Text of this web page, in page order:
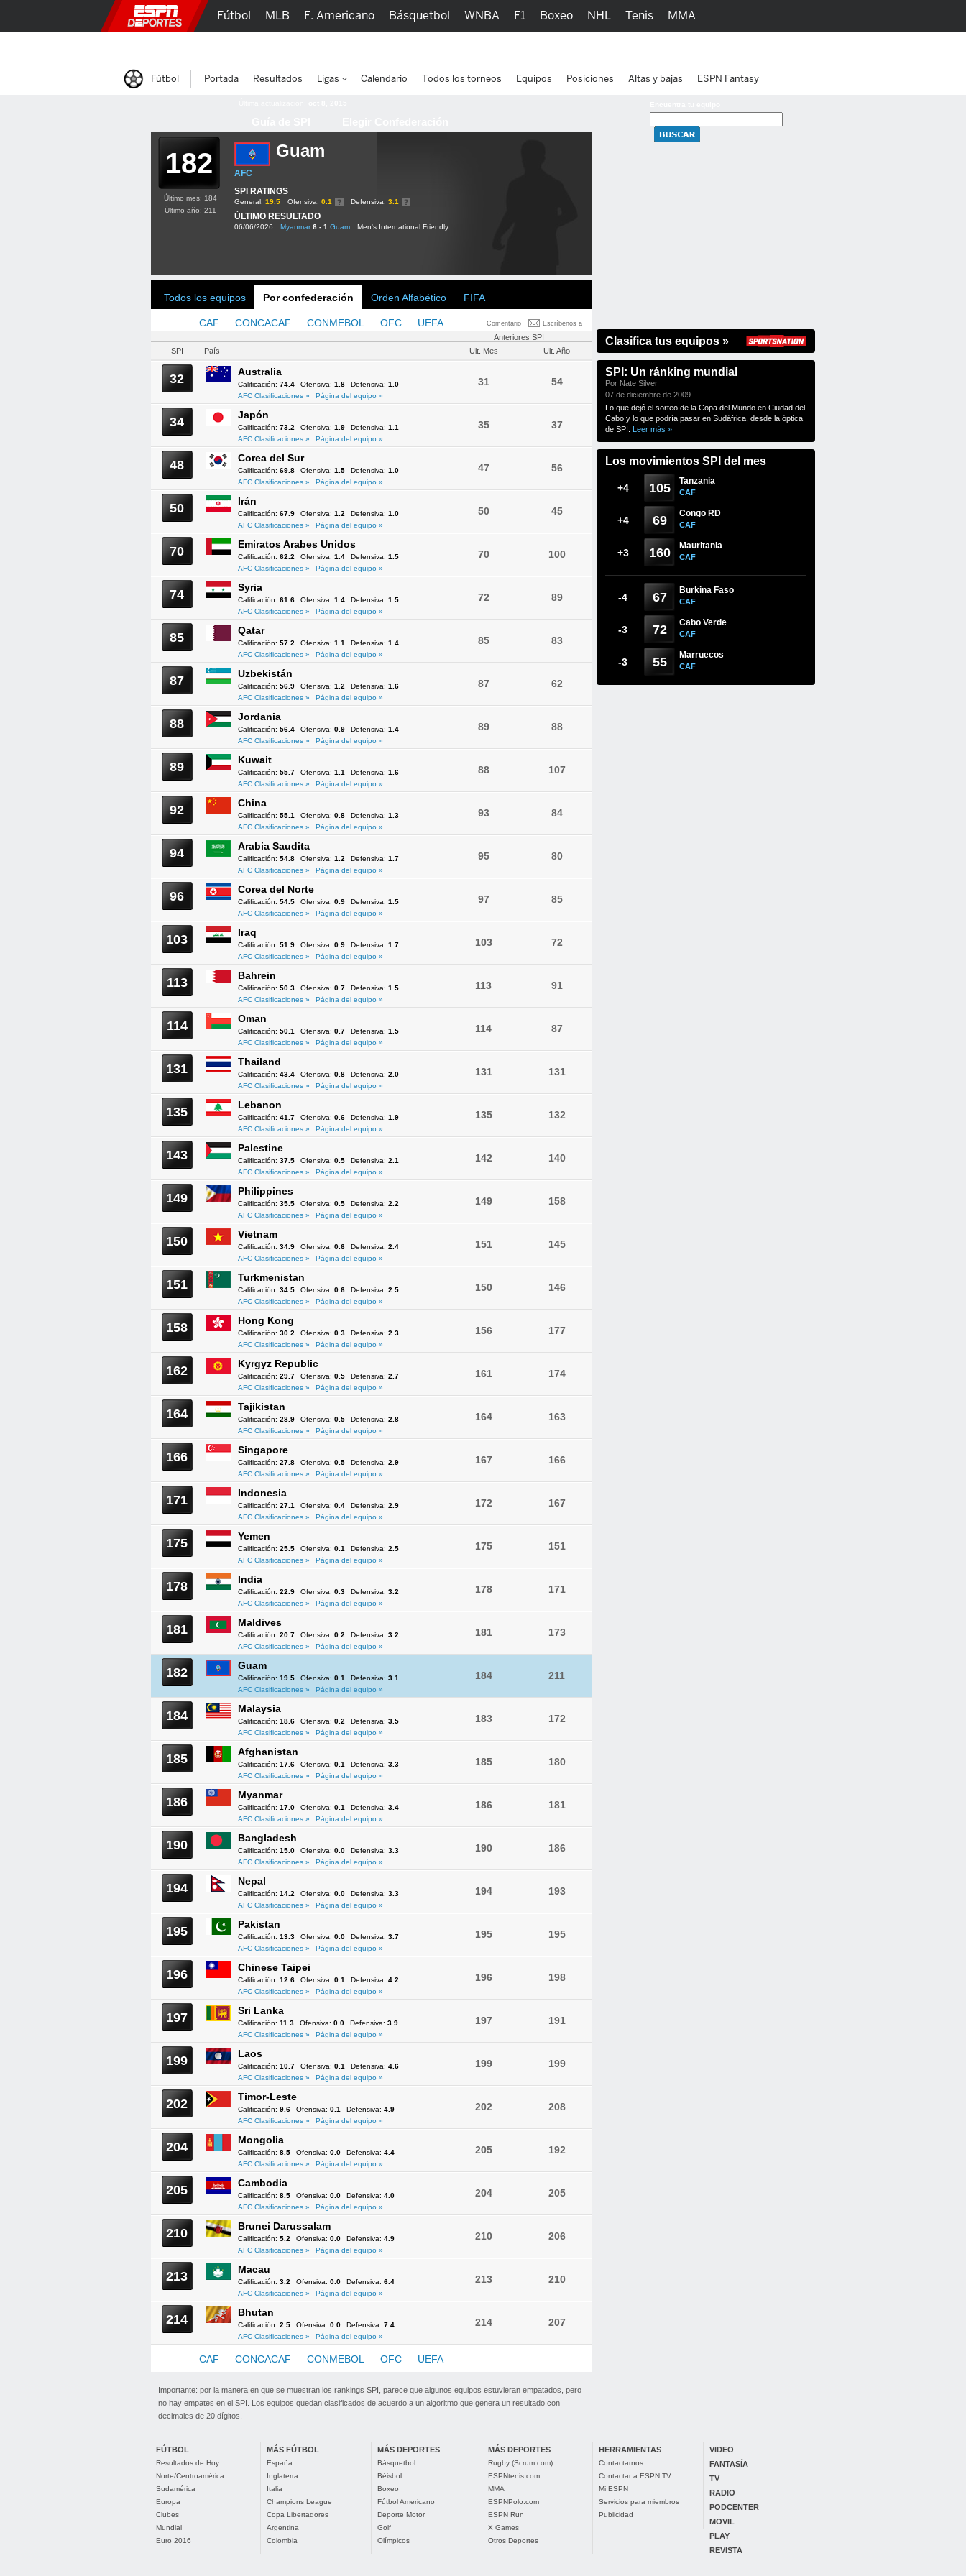
182 Guam
AFC
SPI RATINGS
General: 19.5 Ofensiva: 0.1 Defensiva: 3.1
ÚLTIMO RESULTADO
06/06/2026 Myanmar 6 - 1 Guam Men's International Friendly
Último mes: 184
Último año: 211
Todos los equipos Por confederación Orden Alfabético FIFA
Comentario Escríbenos a
CAF CONCACAF CONMEBOL OFC UEFA
Anteriores SPI
SPI
País Ult. Mes Ult. Año
32 Australia
Calificación: 74.4 Ofensiva: 1.8 Defensiva: 1.0
AFC Clasificaciones »
Página del equipo »
31 54
34 Japón
Calificación: 73.2 Ofensiva: 1.9 Defensiva: 1.1
AFC Clasificaciones »
Página del equipo »
35 37
48 Corea del Sur
Calificación: 69.8 Ofensiva: 1.5 Defensiva: 1.0
AFC Clasificaciones »
Página del equipo »
47 56
50 Irán
Calificación: 67.9 Ofensiva: 1.2 Defensiva: 1.0
AFC Clasificaciones »
Página del equipo »
50 45
70 Emiratos Arabes Unidos
Calificación: 62.2 Ofensiva: 1.4 Defensiva: 1.5
AFC Clasificaciones »
Página del equipo »
70 100
74 Syria
Calificación: 61.6 Ofensiva: 1.4 Defensiva: 1.5
AFC Clasificaciones »
Página del equipo »
72 89
85 Qatar
Calificación: 57.2 Ofensiva: 1.1 Defensiva: 1.4
AFC Clasificaciones »
Página del equipo »
85 83
87 Uzbekistán
Calificación: 56.9 Ofensiva: 1.2 Defensiva: 1.6
AFC Clasificaciones »
Página del equipo »
87 62
88 Jordania
Calificación: 56.4 Ofensiva: 0.9 Defensiva: 1.4
AFC Clasificaciones »
Página del equipo »
89 88
89 Kuwait
Calificación: 55.7 Ofensiva: 1.1 Defensiva: 1.6
AFC Clasificaciones »
Página del equipo »
88 107
92 China
Calificación: 55.1 Ofensiva: 0.8 Defensiva: 1.3
AFC Clasificaciones »
Página del equipo »
93 84
94 Arabia Saudita
Calificación: 54.8 Ofensiva: 1.2 Defensiva: 1.7
AFC Clasificaciones »
Página del equipo »
95 80
96 Corea del Norte
Calificación: 54.5 Ofensiva: 0.9 Defensiva: 1.5
AFC Clasificaciones »
Página del equipo »
97 85
103 Iraq
Calificación: 51.9 Ofensiva: 0.9 Defensiva: 1.7
AFC Clasificaciones »
Página del equipo »
103 72
113 Bahrein
Calificación: 50.3 Ofensiva: 0.7 Defensiva: 1.5
AFC Clasificaciones »
Página del equipo »
113 91
114 Oman
Calificación: 50.1 Ofensiva: 0.7 Defensiva: 1.5
AFC Clasificaciones »
Página del equipo »
114 87
131 Thailand
Calificación: 43.4 Ofensiva: 0.8 Defensiva: 2.0
AFC Clasificaciones »
Página del equipo »
131 131
135 Lebanon
Calificación: 41.7 Ofensiva: 0.6 Defensiva: 1.9
AFC Clasificaciones »
Página del equipo »
135 132
143 Palestine
Calificación: 37.5 Ofensiva: 0.5 Defensiva: 2.1
AFC Clasificaciones »
Página del equipo »
142 140
149 Philippines
Calificación: 35.5 Ofensiva: 0.5 Defensiva: 2.2
AFC Clasificaciones »
Página del equipo »
149 158
150 Vietnam
Calificación: 34.9 Ofensiva: 0.6 Defensiva: 2.4
AFC Clasificaciones »
Página del equipo »
151 145
151 Turkmenistan
Calificación: 34.5 Ofensiva: 0.6 Defensiva: 2.5
AFC Clasificaciones »
Página del equipo »
150 146
158 Hong Kong
Calificación: 30.2 Ofensiva: 0.3 Defensiva: 2.3
AFC Clasificaciones »
Página del equipo »
156 177
162 Kyrgyz Republic
Calificación: 29.7 Ofensiva: 0.5 Defensiva: 2.7
AFC Clasificaciones »
Página del equipo »
161 174
164 Tajikistan
Calificación: 28.9 Ofensiva: 0.5 Defensiva: 2.8
AFC Clasificaciones »
Página del equipo »
164 163
166 Singapore
Calificación: 27.8 Ofensiva: 0.5 Defensiva: 2.9
AFC Clasificaciones »
Página del equipo »
167 166
171 Indonesia
Calificación: 27.1 Ofensiva: 0.4 Defensiva: 2.9
AFC Clasificaciones »
Página del equipo »
172 167
175 Yemen
Calificación: 25.5 Ofensiva: 0.1 Defensiva: 2.5
AFC Clasificaciones »
Página del equipo »
175 151
178 India
Calificación: 22.9 Ofensiva: 0.3 Defensiva: 3.2
AFC Clasificaciones »
Página del equipo »
178 171
181 Maldives
Calificación: 20.7 Ofensiva: 0.2 Defensiva: 3.2
AFC Clasificaciones »
Página del equipo »
181 173
182 Guam
Calificación: 19.5 Ofensiva: 0.1 Defensiva: 3.1
AFC Clasificaciones »
Página del equipo »
184 211
184 Malaysia
Calificación: 18.6 Ofensiva: 0.2 Defensiva: 3.5
AFC Clasificaciones »
Página del equipo »
183 172
185 Afghanistan
Calificación: 17.6 Ofensiva: 0.1 Defensiva: 3.3
AFC Clasificaciones »
Página del equipo »
185 180
186 Myanmar
Calificación: 17.0 Ofensiva: 0.1 Defensiva: 3.4
AFC Clasificaciones »
Página del equipo »
186 181
190 Bangladesh
Calificación: 15.0 Ofensiva: 0.0 Defensiva: 3.3
AFC Clasificaciones »
Página del equipo »
190 186
194 Nepal
Calificación: 14.2 Ofensiva: 0.0 Defensiva: 3.3
AFC Clasificaciones »
Página del equipo »
194 193
195 Pakistan
Calificación: 13.3 Ofensiva: 0.0 Defensiva: 3.7
AFC Clasificaciones »
Página del equipo »
195 195
196 Chinese Taipei
Calificación: 12.6 Ofensiva: 0.1 Defensiva: 4.2
AFC Clasificaciones »
Página del equipo »
196 198
197 Sri Lanka
Calificación: 11.3 Ofensiva: 0.0 Defensiva: 3.9
AFC Clasificaciones »
Página del equipo »
197 191
199 Laos
Calificación: 10.7 Ofensiva: 0.1 Defensiva: 4.6
AFC Clasificaciones »
Página del equipo »
199 199
202 Timor-Leste
Calificación: 9.6 Ofensiva: 0.1 Defensiva: 4.9
AFC Clasificaciones »
Página del equipo »
202 208
204 Mongolia
Calificación: 8.5 Ofensiva: 0.0 Defensiva: 4.4
AFC Clasificaciones »
Página del equipo »
205 192
205 Cambodia
Calificación: 8.5 Ofensiva: 0.0 Defensiva: 4.0
AFC Clasificaciones »
Página del equipo »
204 205
210 Brunei Darussalam
Calificación: 5.2 Ofensiva: 0.0 Defensiva: 4.9
AFC Clasificaciones »
Página del equipo »
210 206
213 Macau
Calificación: 3.2 Ofensiva: 0.0 Defensiva: 6.4
AFC Clasificaciones »
Página del equipo »
213 210
214 Bhutan
Calificación: 2.5 Ofensiva: 0.0 Defensiva: 7.4
AFC Clasificaciones »
Página del equipo »
214 207
CAF CONCACAF CONMEBOL OFC UEFA
Importante: por la manera en que se muestran los rankings SPI, parece que algunos equipos estuvieran empatados, pero
no hay empates en el SPI. Los equipos quedan clasificados de acuerdo a un algoritmo que genera un resultado con
decimales de 20 dígitos.
Clasifica tus equipos »
SPI: Un ránking mundial
Por Nate Silver
07 de diciembre de 2009
Lo que dejó el sorteo de la Copa del Mundo en Ciudad del
Cabo y lo que podría pasar en Sudáfrica, desde la óptica
de SPI. Leer más »
Los movimientos SPI del mes
+4 105 Tanzania
CAF
+4 69 Congo RD
CAF
+3 160 Mauritania
CAF
-4 67 Burkina Faso
CAF
-3 72 Cabo Verde
CAF
-3 55 Marruecos
CAF
FÚTBOL
Resultados de Hoy
Norte/Centroamérica
Sudamérica
Europa
Clubes
Mundial
Euro 2016
MÁS FÚTBOL
España
Inglaterra
Italia
Champions League
Copa Libertadores
Argentina
Colombia
MÁS DEPORTES
Básquetbol
Béisbol
Boxeo
Fútbol Americano
Deporte Motor
Golf
Olímpicos
MÁS DEPORTES
Rugby (Scrum.com)
ESPNtenis.com
MMA
ESPNPolo.com
ESPN Run
X Games
Otros Deportes
HERRAMIENTAS
Contactarnos
Contactar a ESPN TV
Mi ESPN
Servicios para miembros
Publicidad
VIDEO
FANTASÍA
TV
RADIO
PODCENTER
MOVIL
PLAY
REVISTA
Fútbol MLB F. Americano Básquetbol WNBA F1 Boxeo NHL Tenis MMA
Fútbol Portada Resultados Ligas Calendario Todos los torneos Equipos Posiciones Altas y bajas ESPN Fantasy